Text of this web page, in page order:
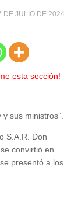
DE JULIO DE 2024
esta sección!
sus ministros”.
S.A.R. Don
convirtió en
presentó a los